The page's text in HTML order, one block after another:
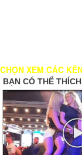
CHỌN XEM CÁC